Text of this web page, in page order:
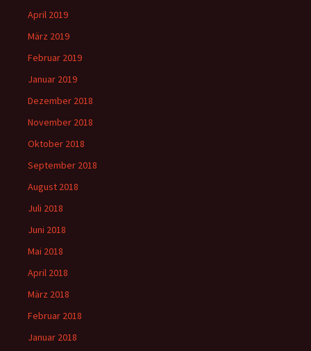
April 2019
März 2019
Februar 2019
Januar 2019
Dezember 2018
November 2018
Oktober 2018
September 2018
August 2018
Juli 2018
Juni 2018
Mai 2018
April 2018
März 2018
Februar 2018
Januar 2018